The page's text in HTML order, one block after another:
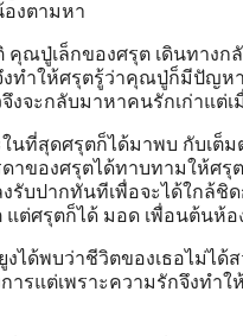
งตามหา
คุณปู่เล็กของศรุต เดินทางก
ทำให้ศรุตรู้ว่าคุณปู่ก็มีปัญห
งจะกลับมาหาคนรักเก่าแต่
นที่สุดศรุตก็ได้มาพบ กับเต็
าของศรุตได้ทาบทามให้ศรุ
รับปากทันทีเพื่อจะได้ใกล้ชิ
แต่ศรุตก็ได้ มอด เพื่อนต้นห้
งได้พบว่าชีวิตของเธอไม่ได้
ารแต่เพราะความรักจึงทำ